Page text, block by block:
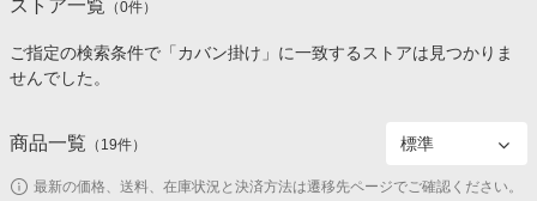
カテゴリー一覧
百貨店・総合ECモール
食品・スイーツ・お酒
イベント一覧
初回購入者限定特典
対象ストア新規限定特典
ストア一覧 （0件）
ご指定の検索条件で「カバン掛け」に一致するストアは見つかりま
せんでした。
商品一覧 （ 19件）
最新の価格、送料、在庫状況と決済方法は遷移先ページでご確認ください。